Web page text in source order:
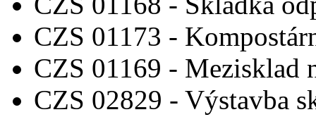
CZS 01173 -
CZS 01169 - Mezisklad
CZS 02829 - Výstavba